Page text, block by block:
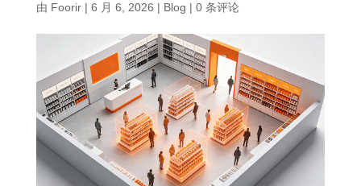
由 Foorir| 6 月 6, 2026 | Blog | 0 条评论